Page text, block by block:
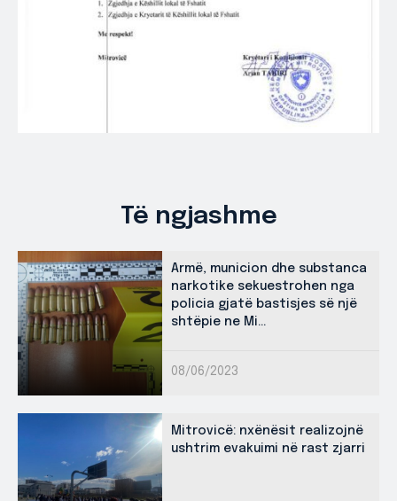
Të ngjashme
Armë, municion dhe substanca
narkotike sekuestrohen nga
policia gjatë bastisjes së një
shtëpie ne Mi...
08/06/2023
Mitrovicë: nxënësit realizojnë
ushtrim evakuimi në rast zjarri